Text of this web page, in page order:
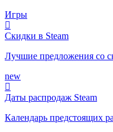
Игры
Скидки в Steam
Лучшие предложения со
new
Даты распродаж Steam
Календарь предстоящих